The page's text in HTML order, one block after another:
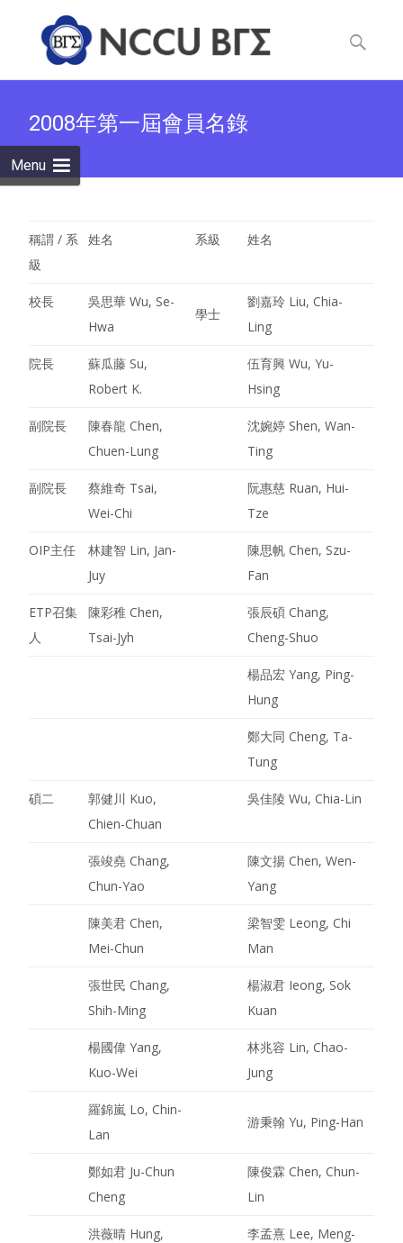
Menu
to
content
Search
2008年第一屆會員名錄
稱謂 / 系
級
姓名 系級 姓名
校長
吳思華 Wu, Se-
Hwa
學士
劉嘉玲 Liu, Chia-
Ling
院長
蘇瓜藤 Su,
Robert K.
伍育興 Wu, Yu-
Hsing
副院長
陳春龍 Chen,
Chuen-Lung
沈婉婷 Shen, Wan-
Ting
副院長
蔡維奇 Tsai,
Wei-Chi
阮惠慈 Ruan, Hui-
Tze
OIP主任
林建智 Lin, Jan-
Juy
陳思帆 Chen, Szu-
Fan
ETP召集
人
陳彩稚 Chen,
Tsai-Jyh
張辰碩 Chang,
Cheng-Shuo
楊品宏 Yang, Ping-
Hung
鄭大同 Cheng, Ta-
Tung
碩二
郭健川 Kuo,
Chien-Chuan
吳佳陵 Wu, Chia-Lin
張竣堯 Chang,
Chun-Yao
陳文揚 Chen, Wen-
Yang
陳美君 Chen,
Mei-Chun
梁智雯 Leong, Chi
Man
張世民 Chang,
Shih-Ming
楊淑君 Ieong, Sok
Kuan
楊國偉 Yang,
Kuo-Wei
林兆容 Lin, Chao-
Jung
羅錦嵐 Lo, Chin-
Lan
游秉翰 Yu, Ping-Han
鄭如君 Ju-Chun
Cheng
陳俊霖 Chen, Chun-
Lin
洪薇晴 Hung,
李孟熹 Lee, Meng-